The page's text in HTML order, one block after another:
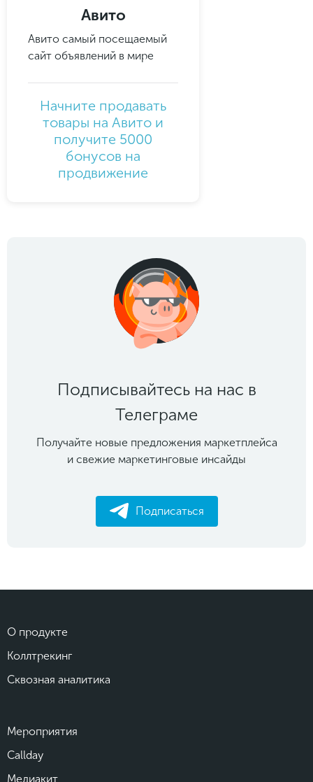
Авито
Авито самый посещаемый
сайт объявлений в мире
Начните продавать
товары на Авито и
получите 5000
бонусов на
продвижение
Подписывайтесь на нас в
Телеграме
Получайте новые предложения маркетплейса
и свежие маркетинговые инсайды
Подписаться
О продукте
Коллтрекинг
Сквозная аналитика
Мероприятия
Callday
Медиакит